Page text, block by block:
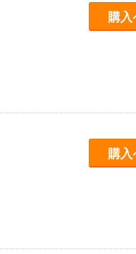
購入
購入